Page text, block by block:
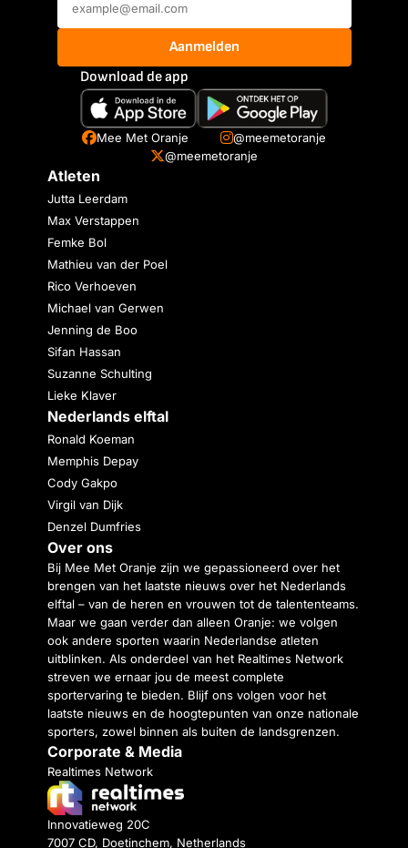
Aanmelden
Download de app
Mee Met Oranje
@meemetoranje
@meemetoranje
Atleten
Jutta Leerdam
Max Verstappen
Femke Bol
Mathieu van der Poel
Rico Verhoeven
Michael van Gerwen
Jenning de Boo
Sifan Hassan
Suzanne Schulting
Lieke Klaver
Nederlands elftal
Ronald Koeman
Memphis Depay
Cody Gakpo
Virgil van Dijk
Denzel Dumfries
Over ons
Bij Mee Met Oranje zijn we gepassioneerd over het
brengen van het laatste nieuws over het Nederlands
elftal – van de heren en vrouwen tot de talententeams.
Maar we gaan verder dan alleen Oranje: we volgen
ook andere sporten waarin Nederlandse atleten
uitblinken. Als onderdeel van het Realtimes Network
streven we ernaar jou de meest complete
sportervaring te bieden. Blijf ons volgen voor het
laatste nieuws en de hoogtepunten van onze nationale
sporters, zowel binnen als buiten de landsgrenzen.
Corporate & Media
Realtimes Network
Innovatieweg 20C
7007 CD, Doetinchem, Netherlands